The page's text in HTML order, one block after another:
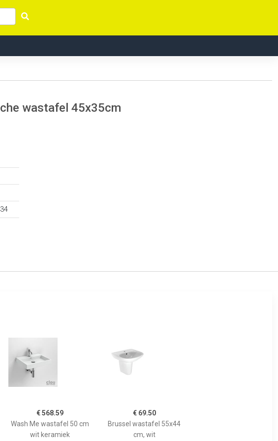
wastafel 45x35cm
€ 568.59
Wash Me wastafel 50 cm
wit keramiek
€ 69.50
Brussel wastafel 55x44
cm, wit